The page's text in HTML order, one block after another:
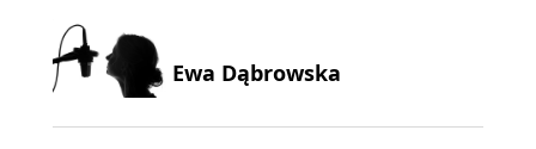
Ewa Dąbrowska